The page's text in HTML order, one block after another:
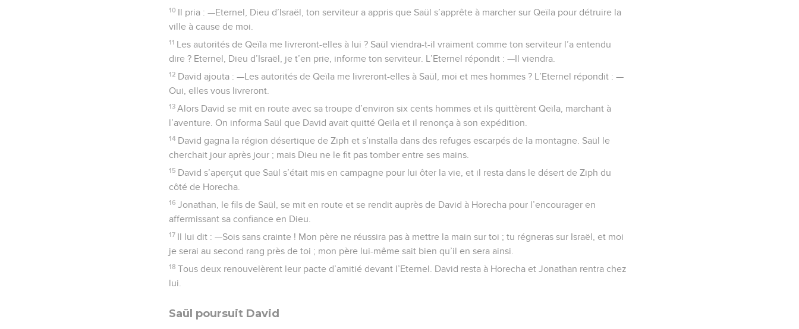
10 Il pria : —Eternel, Dieu d’Israël, ton serviteur a appris que Saül s’apprête à marcher sur Qeïla pour détruire la
ville à cause de moi.
11 Les autorités de Qeïla me livreront-elles à lui ? Saül viendra-t-il vraiment comme ton serviteur l’a entendu
dire ? Eternel, Dieu d’Israël, je t’en prie, informe ton serviteur. L’Eternel répondit : —Il viendra.
12 David ajouta : —Les autorités de Qeïla me livreront-elles à Saül, moi et mes hommes ? L’Eternel répondit : —
Oui, elles vous livreront.
13 Alors David se mit en route avec sa troupe d’environ six cents hommes et ils quittèrent Qeïla, marchant à
l’aventure. On informa Saül que David avait quitté Qeïla et il renonça à son expédition.
14 David gagna la région désertique de Ziph et s’installa dans des refuges escarpés de la montagne. Saül le
cherchait jour après jour ; mais Dieu ne le fit pas tomber entre ses mains.
15 David s’aperçut que Saül s’était mis en campagne pour lui ôter la vie, et il resta dans le désert de Ziph du
côté de Horecha.
16 Jonathan, le fils de Saül, se mit en route et se rendit auprès de David à Horecha pour l’encourager en
affermissant sa confiance en Dieu.
17 Il lui dit : —Sois sans crainte ! Mon père ne réussira pas à mettre la main sur toi ; tu régneras sur Israël, et moi
je serai au second rang près de toi ; mon père lui-même sait bien qu’il en sera ainsi.
18 Tous deux renouvelèrent leur pacte d’amitié devant l’Eternel. David resta à Horecha et Jonathan rentra chez
lui.
Saül poursuit David